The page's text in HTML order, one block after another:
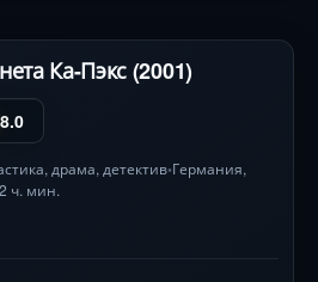
Ка-Пэкс (2001)
8.0
, драма, детектив•Германия,
2 ч. мин.